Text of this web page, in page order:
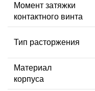
Момент затяжки
контактного винта
Тип расторжения
Материал
корпуса